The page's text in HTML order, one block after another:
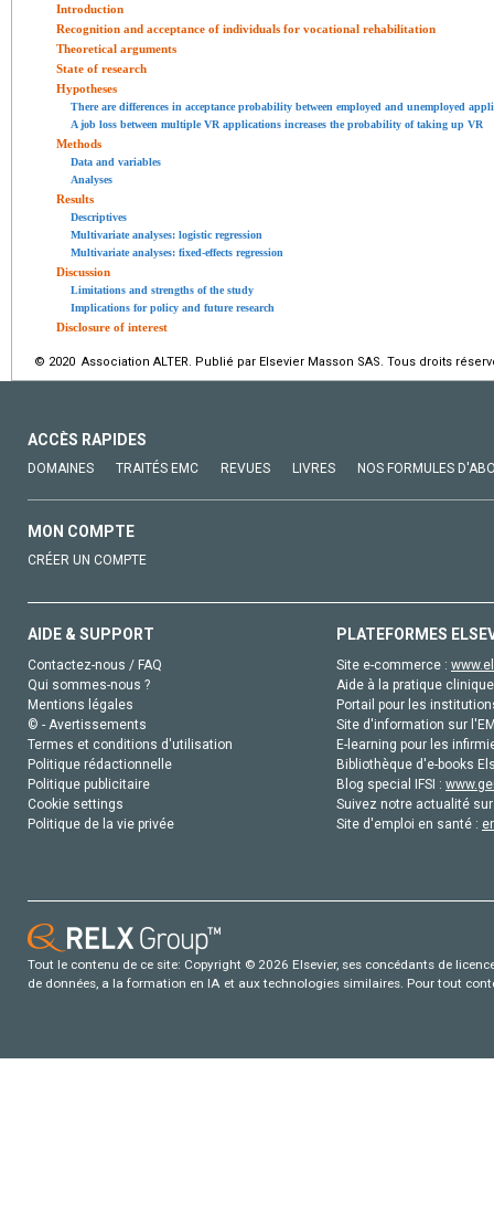
Introduction
Recognition and acceptance of individuals for vocational rehabilitation
Theoretical arguments
State of research
Hypotheses
There are differences in acceptance probability between employed and unemployed
A job loss between multiple VR applications increases the probability of taking up VR
Methods
Data and variables
Analyses
Results
Descriptives
Multivariate analyses: logistic regression
Multivariate analyses: fixed-effects regression
Discussion
Limitations and strengths of the study
Implications for policy and future research
Disclosure of interest
© 2020 Association ALTER. Publié par Elsevier Masson SAS. Tous droits
ACCÈS RAPIDES
DOMAINES TRAITÉS EMC REVUES LIVRES NOS FORMULES
MON COMPTE
CRÉER UN COMPTE
AIDE & SUPPORT
Contactez-nous / FAQ
Qui sommes-nous ?
Mentions légales
© - Avertissements
Termes et conditions d'utilisation
Politique rédactionnelle
Politique publicitaire
Cookie settings
Politique de la vie privée
PLATEFORMES
Site e-commerce :
Aide à la pratique
Portail pour les
Site d'information sur
E-learning pour les
Bibliothèque d'e-books
Blog special IFSI :
Suivez notre actualité
Site d'emploi en santé :
Tout le contenu de ce site: Copyright © 2026 Elsevier, ses concédants de
de données, a la formation en IA et aux technologies similaires. Pour tout